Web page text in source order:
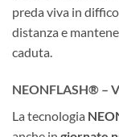
preda viva in
distanza e
caduta.
NEONFLASH® –
La tecnologia